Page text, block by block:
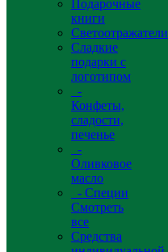
Подарочные
книги
Светоотражатели
Сладкие
подарки с
логотипом
-
Конфеты,
сладости,
печенье
-
Оливковое
масло
- Специи
Смотреть
все
Средства